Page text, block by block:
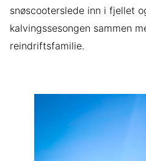
snøscooterslede inn i fjellet
kalvingssesongen sammen
reindriftsfamilie.